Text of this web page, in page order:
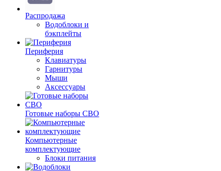
Распродажа
Водоблоки и
бэкплейты
Периферия
Клавиатуры
Гарнитуры
Мыши
Аксессуары
Готовые наборы СВО
Компьютерные
комплектующие
Блоки питания